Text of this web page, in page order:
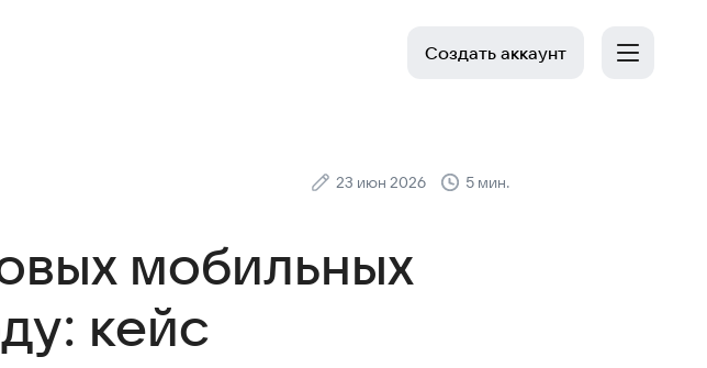
Создать аккаунт
23 июн 2026 5 мин.
мобильных
кейс